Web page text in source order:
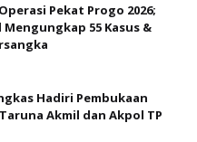
Pekat Progo 2026;
55 Kasus &
Hadiri Pembukaan
Akmil dan Akpol TP